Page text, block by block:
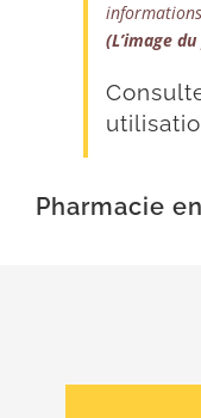
(L’image
Pharmacie